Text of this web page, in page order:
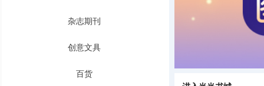
杂志期刊
创意文具
百货